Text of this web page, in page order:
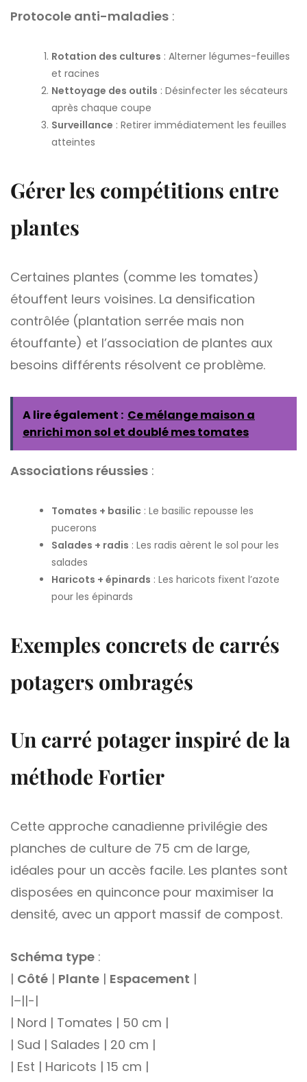
Protocole anti-maladies :
Rotation des cultures : Alterner légumes-feuilles
et racines
Nettoyage des outils : Désinfecter les sécateurs
après chaque coupe
Surveillance : Retirer immédiatement les feuilles
atteintes
Gérer les compétitions entre
plantes
Certaines plantes (comme les tomates)
étouffent leurs voisines. La densification
contrôlée (plantation serrée mais non
étouffante) et l’association de plantes aux
besoins différents résolvent ce problème.
A lire également : Ce mélange maison a
enrichi mon sol et doublé mes tomates
Associations réussies :
Tomates + basilic : Le basilic repousse les
pucerons
Salades + radis : Les radis aèrent le sol pour les
salades
Haricots + épinards : Les haricots fixent l’azote
pour les épinards
Exemples concrets de carrés
potagers ombragés
Un carré potager inspiré de la
méthode Fortier
Cette approche canadienne privilégie des
planches de culture de 75 cm de large,
idéales pour un accès facile. Les plantes sont
disposées en quinconce pour maximiser la
densité, avec un apport massif de compost.
Schéma type :
| Côté | Plante | Espacement |
|–||-|
| Nord | Tomates | 50 cm |
| Sud | Salades | 20 cm |
| Est | Haricots | 15 cm |